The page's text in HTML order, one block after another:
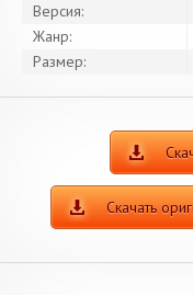
Версия:
Жанр:
Размер:
Скачать